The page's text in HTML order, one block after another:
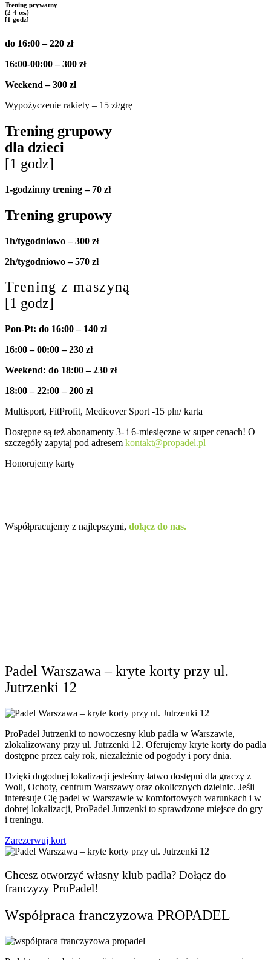
Trening prywatny
(2-4 os.)
[1 godz]
do 16:00 – 220 zł
16:00-00:00 – 300 zł
Weekend – 300 zł
Wypożyczenie rakiety – 15 zł/grę
Trening grupowy
dla dzieci
[1 godz]
1-godzinny trening – 70 zł
Trening grupowy
1h/tygodniowo –300 zł
2h/tygodniowo – 570 zł
Trening z maszyną
[1 godz]
Pon-Pt: do 16:00 – 140 zł
16:00 – 00:00 – 230 zł
Weekend: do 18:00 – 230 zł
18:00 – 22:00 – 200 zł
Multisport, FitProfit, Medicover Sport -15 pln/ karta
Dostępne są też abonamenty 3- i 6-miesięczne w super cenach! O
szczegóły zapytaj pod adresem kontakt@propadel.pl
Honorujemy karty
Współpracujemy z najlepszymi, dołącz do nas.
Padel Warszawa – kryte korty przy ul.
Jutrzenki 12
ProPadel Jutrzenki to nowoczesny klub padla w Warszawie,
zlokalizowany przy ul. Jutrzenki 12. Oferujemy kryte korty do padla
dostępne przez cały rok, niezależnie od pogody i pory dnia.
Dzięki dogodnej lokalizacji jesteśmy łatwo dostępni dla graczy z
Woli, Ochoty, centrum Warszawy oraz okolicznych dzielnic. Jeśli
interesuje Cię padel w Warszawie w komfortowych warunkach i w
dobrej lokalizacji, ProPadel Jutrzenki to sprawdzone miejsce do gry
i treningu.
Zarezerwuj kort
Chcesz otworzyć własny klub padla? Dołącz do
franczyzy ProPadel!
Współpraca franczyzowa PROPADEL